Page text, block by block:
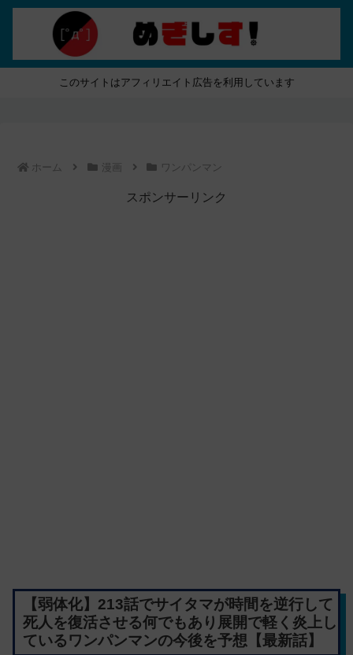
このサイトはアフィリエイト広告を利用しています
ホーム 漫画 ワンパンマン
スポンサーリンク
【弱体化】213話でサイタマが時間を逆行して
死人を復活させる何でもあり展開で軽く炎上し
ているワンパンマンの今後を予想【最新話】